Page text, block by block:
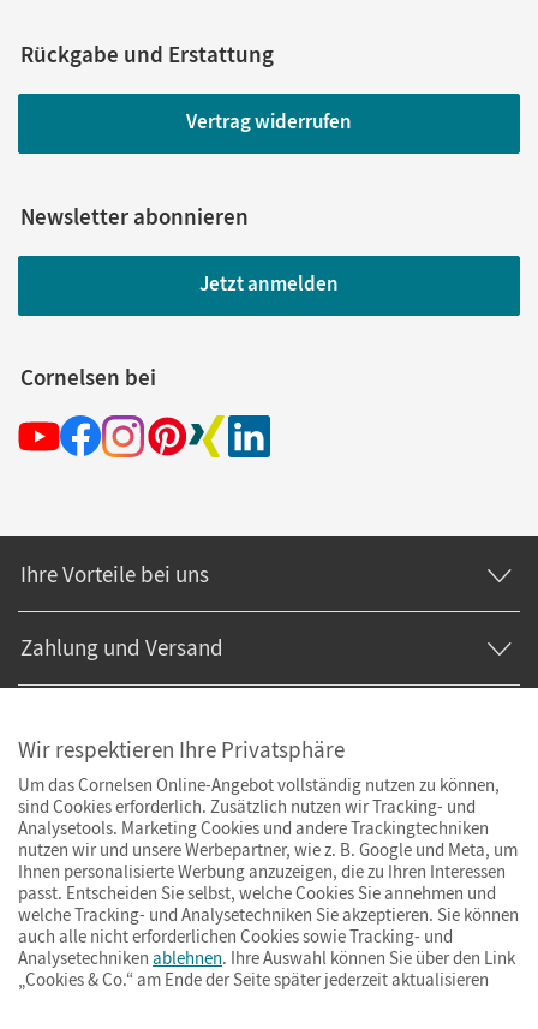
Rückgabe und Erstattung
Vertrag widerrufen
Newsletter abonnieren
Jetzt anmelden
Cornelsen bei
Ihre Vorteile bei uns
Zahlung und Versand
ImpressumAGBDatenschutzBarrierefreiheitCookies & Co.
Wir respektieren Ihre Privatsphäre
Um das Cornelsen Online-Angebot vollständig nutzen zu können,
sind Cookies erforderlich. Zusätzlich nutzen wir Tracking- und
Analysetools. Marketing Cookies und andere Trackingtechniken
nutzen wir und unsere Werbepartner, wie z. B. Google und Meta, um
Ihnen personalisierte Werbung anzuzeigen, die zu Ihren Interessen
passt. Entscheiden Sie selbst, welche Cookies Sie annehmen und
welche Tracking- und Analysetechniken Sie akzeptieren. Sie können
auch alle nicht erforderlichen Cookies sowie Tracking- und
Analysetechniken ablehnen. Ihre Auswahl können Sie über den Link
„Cookies & Co.“ am Ende der Seite später jederzeit aktualisieren